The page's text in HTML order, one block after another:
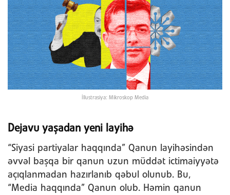
İllustrasiya: Mikroskop Media
Dejavu yaşadan yeni layihə
“Siyasi partiyalar haqqında” Qanun layihəsindən
əvvəl başqa bir qanun uzun müddət ictimaiyyətə
açıqlanmadan hazırlanıb qəbul olunub. Bu,
“Media haqqında” Qanun olub. Həmin qanun